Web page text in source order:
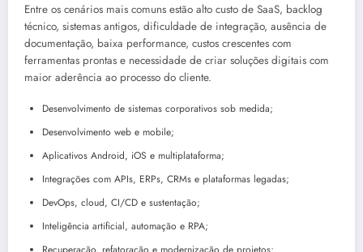
Entre os cenários mais comuns estão alto custo de SaaS, backlog
técnico, sistemas antigos, dificuldade de integração, ausência de
documentação, baixa performance, custos crescentes com
ferramentas prontas e necessidade de criar soluções digitais com
maior aderência ao processo do cliente.
Desenvolvimento de sistemas corporativos sob medida;
Desenvolvimento web e mobile;
Aplicativos Android, iOS e multiplataforma;
Integrações com APIs, ERPs, CRMs e plataformas legadas;
DevOps, cloud, CI/CD e sustentação;
Inteligência artificial, automação e RPA;